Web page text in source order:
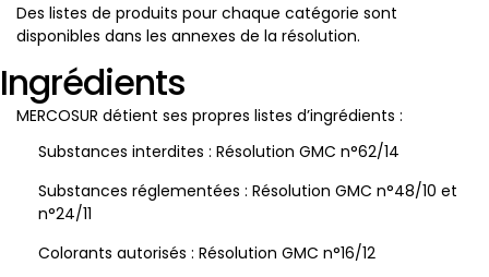
Des listes de produits pour chaque catégorie sont
disponibles dans les annexes de la résolution.
Ingrédients
MERCOSUR détient ses propres listes d’ingrédients :
Substances interdites : Résolution GMC n°62/14
Substances réglementées : Résolution GMC n°48/10 et
n°24/11
Colorants autorisés : Résolution GMC n°16/12